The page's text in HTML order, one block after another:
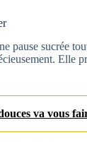
pause sucrée
Elle
va vous